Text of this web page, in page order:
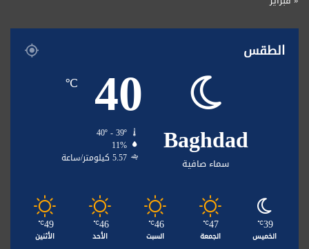
الطقس
Baghdad
سماء صافية
40
℃
40º - 39º
11%
5.57 كيلومتر/ساعة
39
℃
الخميس
47
℃
الجمعة
46
℃
السبت
46
℃
الأحد
49
℃
الأثنين